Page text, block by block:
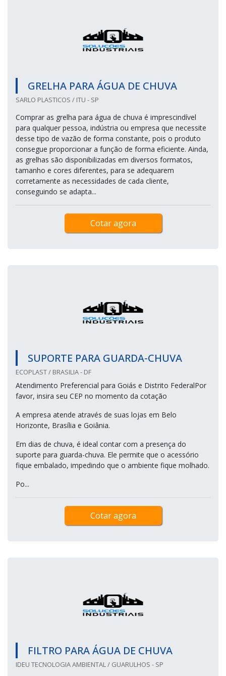
GRELHA PARA ÁGUA DE CHUVA
SARLO PLASTICOS / ITU - SP
Comprar as grelha para água de chuva é imprescindível
para qualquer pessoa, indústria ou empresa que necessite
desse tipo de vazão de forma constante, pois o produto
consegue proporcionar a função de forma eficiente. Ainda,
as grelhas são disponibilizadas em diversos formatos,
tamanho e cores diferentes, para se adequarem
corretamente as necessidades de cada cliente,
conseguindo se adapta...
Cotar agora
SUPORTE PARA GUARDA-CHUVA
ECOPLAST / BRASILIA - DF
Atendimento Preferencial para Goiás e Distrito FederalPor
favor, insira seu CEP no momento da cotação
A empresa atende através de suas lojas em Belo
Horizonte, Brasília e Goiânia.
Em dias de chuva, é ideal contar com a presença do
suporte para guarda-chuva. Ele permite que o acessório
fique embalado, impedindo que o ambiente fique molhado.
Po...
Cotar agora
FILTRO PARA ÁGUA DE CHUVA
IDEU TECNOLOGIA AMBIENTAL / GUARULHOS - SP